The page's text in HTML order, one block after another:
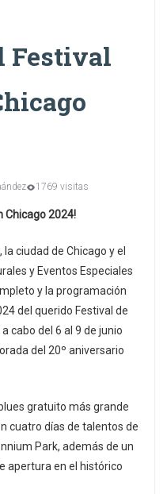
Festival
1769 visitas
Chicago 2024!
ciudad de Chicago y el
y Eventos Especiales
y la programación
del querido Festival de
cabo del 6 al 9 de junio
del 20º aniversario
gratuito más grande
cuatro días de talentos de
Park, además de un
apertura en el histórico